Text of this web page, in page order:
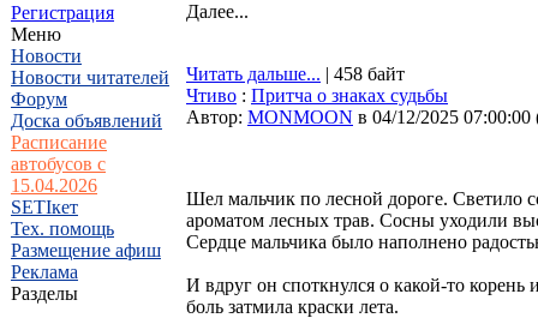
Регистрация
Меню
Новости
Новости читателей
Форум
Доска объявлений
Расписание
автобусов с
15.04.2026
SETIкет
Тех. помощь
Размещение афиш
Реклама
Разделы
Далее...
Читать дальше... | 458 байт
Чтиво : Притча о знаках судьбы
Автор: MONMOON в 04/12/2025 07:00:00
Шел мальчик по лесной дороге. Светило
ароматом лесных трав. Сосны уходили
Сердце мальчика было наполнено
И вдруг он споткнулся о какой-то корень
боль затмила краски лета.